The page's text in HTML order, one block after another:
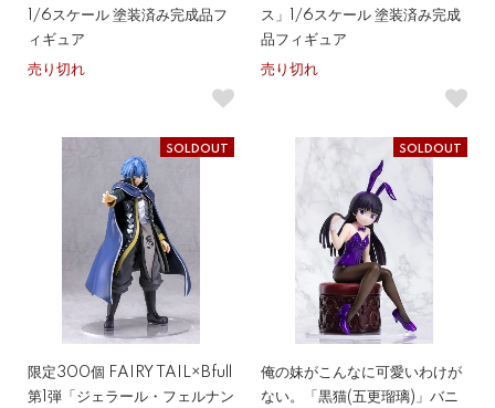
1/6スケール 塗装済み完成品フ
ィギュア
売り切れ
ス」1/6スケール 塗装済み完成
品フィギュア
売り切れ
SOLDOUT
限定300個 FAIRY TAIL×Bfull
第1弾「ジェラール・フェルナン
SOLDOUT
俺の妹がこんなに可愛いわけが
ない。「黒猫(五更瑠璃)」バニ